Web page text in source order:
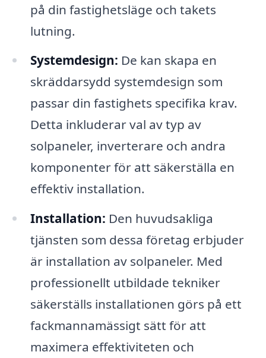
på din fastighetsläge och takets
lutning.
Systemdesign: De kan skapa en
skräddarsydd systemdesign som
passar din fastighets specifika krav.
Detta inkluderar val av typ av
solpaneler, inverterare och andra
komponenter för att säkerställa en
effektiv installation.
Installation: Den huvudsakliga
tjänsten som dessa företag erbjuder
är installation av solpaneler. Med
professionellt utbildade tekniker
säkerställs installationen görs på ett
fackmannamässigt sätt för att
maximera effektiviteten och